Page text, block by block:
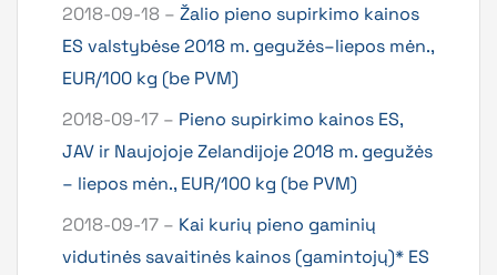
2018-09-18 – Žalio pieno supirkimo kainos
ES valstybėse 2018 m. gegužės–liepos mėn.,
EUR/100 kg (be PVM)
2018-09-17 – Pieno supirkimo kainos ES,
JAV ir Naujojoje Zelandijoje 2018 m. gegužės
– liepos mėn., EUR/100 kg (be PVM)
2018-09-17 – Kai kurių pieno gaminių
vidutinės savaitinės kainos (gamintojų)* ES